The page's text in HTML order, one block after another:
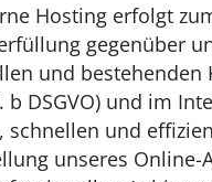
Hosting erfolgt
gegenüber
und bestehenden
b DSGVO) und im
schnellen und
unseres Online-